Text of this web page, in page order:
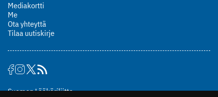
Mediakortti
Me
Ota yhteyttä
Tilaa uutiskirje
Suomen Lääkäriliitto